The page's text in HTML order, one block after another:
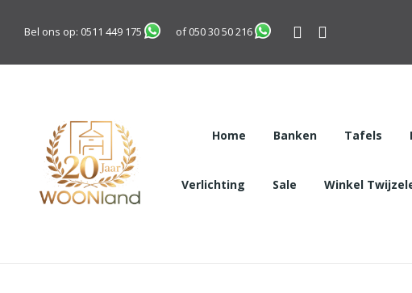
Bel ons op: 0511 449 175 of050 30 50 216
Home Banken Tafels
Verlichting Sale Winkel